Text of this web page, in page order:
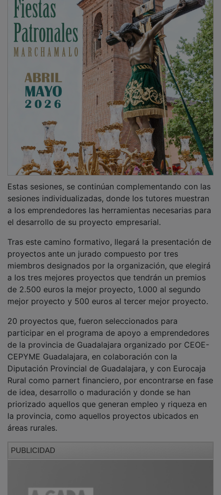
sesiones individualizadas, donde los tutores muestran
a los emprendedores las herramientas necesarias para
el desarrollo de su proyecto empresarial.
proyectos ante un jurado compuesto por tres
miembros designados por la organización, que elegirá
a los tres mejores proyectos que tendrán un premios
de 2.500 euros la mejor proyecto, 1.000 al segundo
mejor proyecto y 500 euros al tercer mejor proyecto.
participar en el programa de apoyo a emprendedores
de la provincia de Guadalajara organizado por CEOE-
CEPYME Guadalajara, en colaboración con la
Diputación Provincial de Guadalajara, y con Eurocaja
Rural como parnert financiero, por encontrarse en fase
de idea, desarrollo o maduración y donde se han
priorizado aquellos que generan empleo y riqueza en
la provincia, como aquellos proyectos ubicados en
áreas rurales.